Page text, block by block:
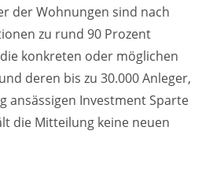
der Wohnungen sind nach
zu rund 90 Prozent
konkreten oder möglichen
und deren bis zu 30.000 Anleger,
ansässigen Investment Sparte
die Mitteilung keine neuen